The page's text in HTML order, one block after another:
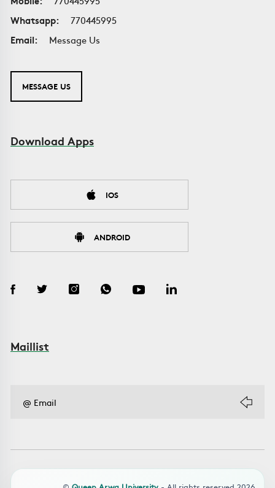
Whatsapp:
770445995
Email:
Message Us
MESSAGE US
Download Apps
IOS
ANDROID
Maillist